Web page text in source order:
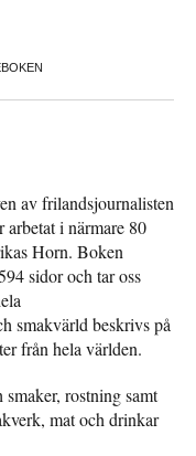
av frilandsjournalisten
i närmare 80
Horn. Boken
sidor och tar oss
smakvärld beskrivs på
från hela världen.
rostning samt
mat och drinkar